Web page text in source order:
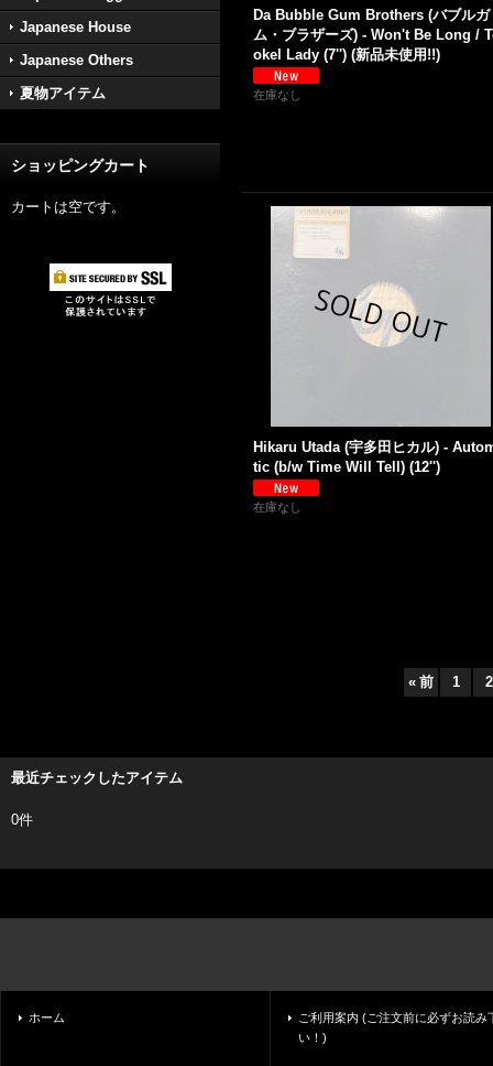
Japanese House
Japanese Others
夏物アイテム
ショッピングカート
カートは空です。
Da Bubble Gum Brothers (バブルガ
ム・ブラザーズ) - Won't Be Long /
okel Lady (7'') (新品未使用!!)
在庫なし
Hikaru Utada (宇多田ヒカル) -
tic (b/w Time Will Tell) (12'')
在庫なし
« 前 1 2
最近チェックしたアイテム
0件
ホーム
ご利用案内 (ご注文前に必ずお読み
い！)